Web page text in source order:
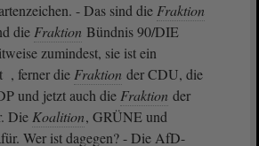
- Das sind die Fraktion
die Fraktion Bündnis 90/DIE
zumindest, sie ist ein
, ferner die Fraktion der CDU, die
und jetzt auch die Fraktion der
Die Koalition, GRÜNE und
Wer ist dagegen? - Die AfD-